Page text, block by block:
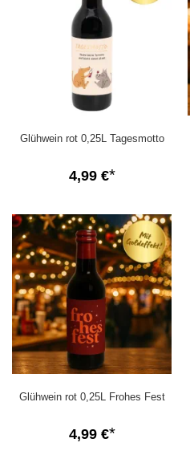
Glühwein rot 0,25L Tagesmotto
4,99 €
Glühwein rot 0,25L Frohes Fest
4,99 €